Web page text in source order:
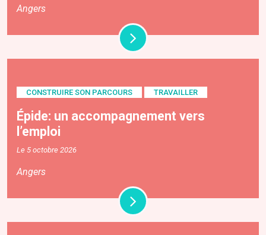
Angers
CONSTRUIRE SON PARCOURS TRAVAILLER
Épide: un accompagnement vers
l’emploi
Le 5 octobre 2026
Angers